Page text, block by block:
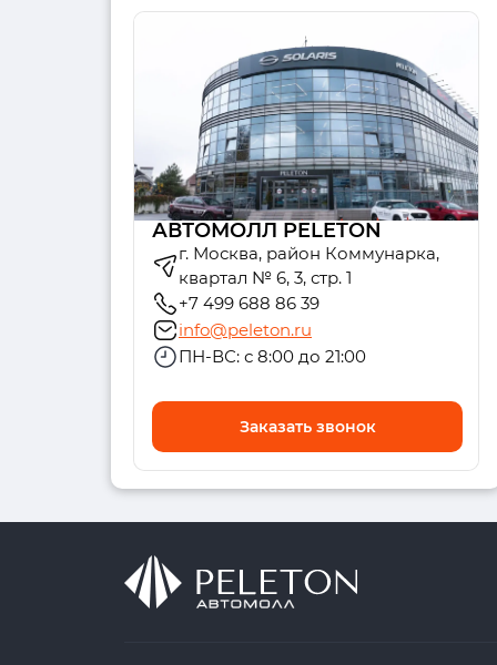
АВТОМОЛЛ PELETON
г. Москва, район Коммунарка,
квартал № 6, 3, стр. 1
+7 499 688 86 39
info@peleton.ru
ПН-ВС: с 8:00 до 21:00
Заказать звонок